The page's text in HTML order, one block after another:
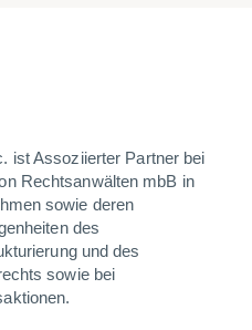
ist Assoziierter Partner bei
Rechtsanwälten mbB in
sowie deren
des
und des
sowie bei